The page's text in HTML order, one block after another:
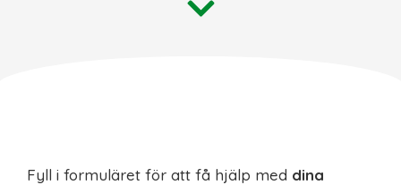
Fyll i formuläret för att få hjälp med dina